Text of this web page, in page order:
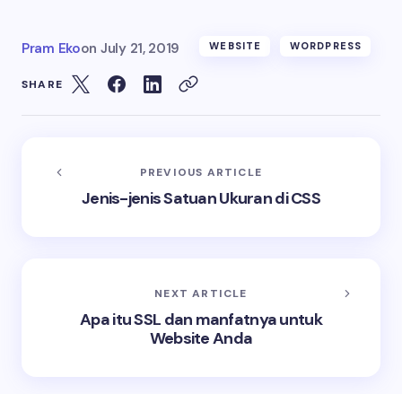
Pram Ekoon July 21, 2019 WEBSITE WORDPRESS
SHARE
PREVIOUS ARTICLE
Jenis-jenis Satuan Ukuran di CSS
NEXT ARTICLE
Apa itu SSL dan manfatnya untuk
Website Anda